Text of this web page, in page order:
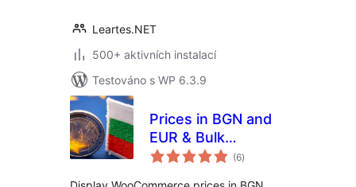
Leartes.NET
500+ aktivních instalací
Testováno s WP 6.3.9
Prices in BGN and
EUR & Bulk
Converter
(6celkové
hodnocení
)